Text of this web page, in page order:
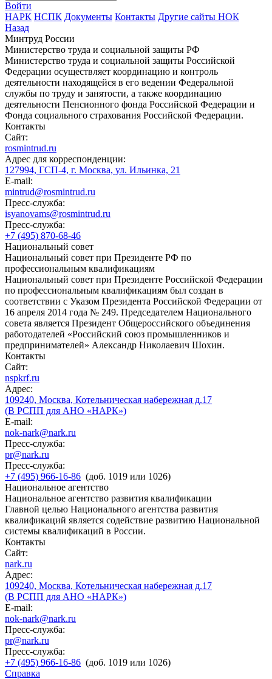
Войти
НАРК НСПК Документы Контакты Другие сайты НОК
Назад
Минтруд России
Министерство труда и социальной защиты РФ
Министерство труда и социальной защиты Российской
Федерации осуществляет координацию и контроль
деятельности находящейся в его ведении Федеральной
службы по труду и занятости, а также координацию
деятельности Пенсионного фонда Российской Федерации и
Фонда социального страхования Российской Федерации.
Контакты
Сайт:
rosmintrud.ru
Адрес для корреспонденции:
127994, ГСП-4, г. Москва, ул. Ильинка, 21
E-mail:
mintrud@rosmintrud.ru
Пресс-служба:
isyanovams@rosmintrud.ru
Пресс-служба:
+7 (495) 870-68-46
Национальный совет
Национальный совет при Президенте РФ по
профессиональным квалификациям
Национальный совет при Президенте Российской Федерации
по профессиональным квалификациям был создан в
соответствии с Указом Президента Российской Федерации от
16 апреля 2014 года № 249. Председателем Национального
совета является Президент Общероссийского объединения
работодателей «Российский союз промышленников и
предпринимателей» Александр Николаевич Шохин.
Контакты
Сайт:
nspkrf.ru
Адрес:
109240, Москва, Котельническая набережная д.17
(В РСПП для АНО «НАРК»)
E-mail:
nok-nark@nark.ru
Пресс-служба:
pr@nark.ru
Пресс-служба:
+7 (495) 966-16-86 (доб. 1019 или 1026)
Национальное агентство
Национальное агентство развития квалификации
Главной целью Национального агентства развития
квалификаций является содействие развитию Национальной
системы квалификаций в России.
Контакты
Сайт:
nark.ru
Адрес:
109240, Москва, Котельническая набережная д.17
(В РСПП для АНО «НАРК»)
E-mail:
nok-nark@nark.ru
Пресс-служба:
pr@nark.ru
Пресс-служба:
+7 (495) 966-16-86 (доб. 1019 или 1026)
Справка